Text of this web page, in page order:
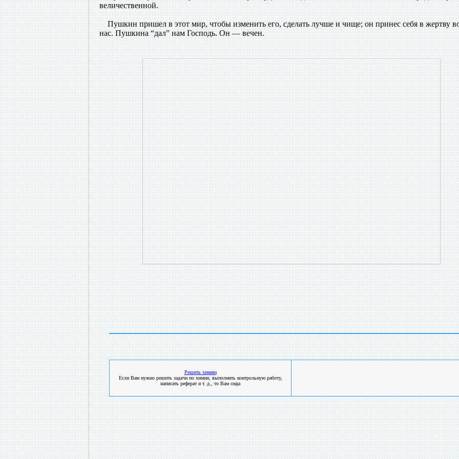
величественной.
Пушкин пришел в этот мир, чтобы изменить его, сделать лучше и чище; он принес себя в жертву
нас. Пушкина “дал” нам Господь. Он — вечен.
Решить химию
Если Вам нужно решить задачи по химии, выполнить контрольную работу,
написать реферат и т. д., то Вам сюда